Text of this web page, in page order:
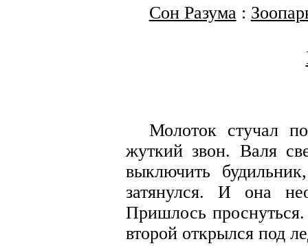
Сон Разума:
Молоток стучал
жуткий звон. Валя
выключить
затянулся. И она
Пришлось
второй открылся под